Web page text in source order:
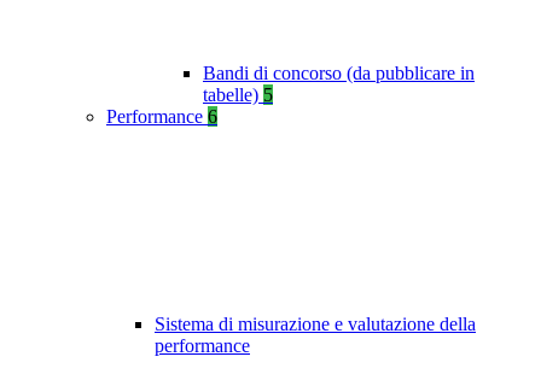
Bandi di concorso (da pubblicare in
tabelle) 5
Performance 6
Sistema di misurazione e valutazione della
performance